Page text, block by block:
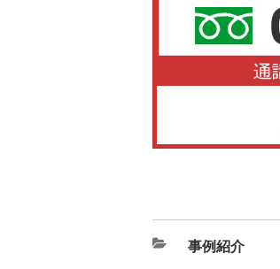
カ
事例紹介